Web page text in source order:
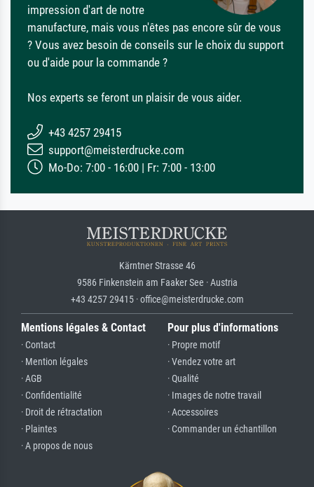
impression d'art de notre
manufacture, mais vous n'êtes pas encore sûr de vous
? Vous avez besoin de conseils sur le choix du support
ou d'aide pour la commande ?
Nos experts se feront un plaisir de vous aider.
+43 4257 29415
support@meisterdrucke.com
Mo-Do: 7:00 - 16:00 | Fr: 7:00 - 13:00
Kärntner Strasse 46
9586 Finkenstein am Faaker See · Austria
+43 4257 29415 · office@meisterdrucke.com
Mentions légales & Contact
· Contact
· Mention légales
· AGB
· Confidentialité
· Droit de rétractation
· Plaintes
· A propos de nous
Pour plus d'informations
· Propre motif
· Vendez votre art
· Qualité
· Images de notre travail
· Accessoires
· Commander un échantillon